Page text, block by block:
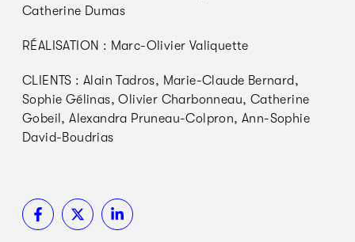
Catherine Dumas
RÉALISATION : Marc-Olivier Valiquette
CLIENTS : Alain Tadros, Marie-Claude Bernard,
Sophie Gélinas, Olivier Charbonneau, Catherine
Gobeil, Alexandra Pruneau-Colpron, Ann-Sophie
David-Boudrias